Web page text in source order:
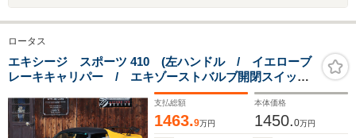
ロータス
エキシージ スポーツ 410 (左ハンドル / イエローブ
レーキキャリパー / エキゾーストバルブ開閉スイッ
チ / LEDヘッドライト / デジタルインナーミラー&
ドライブレコーダー / リアビューカメラ)
支払総額
1463.9万円
本体価格
1450.0万円